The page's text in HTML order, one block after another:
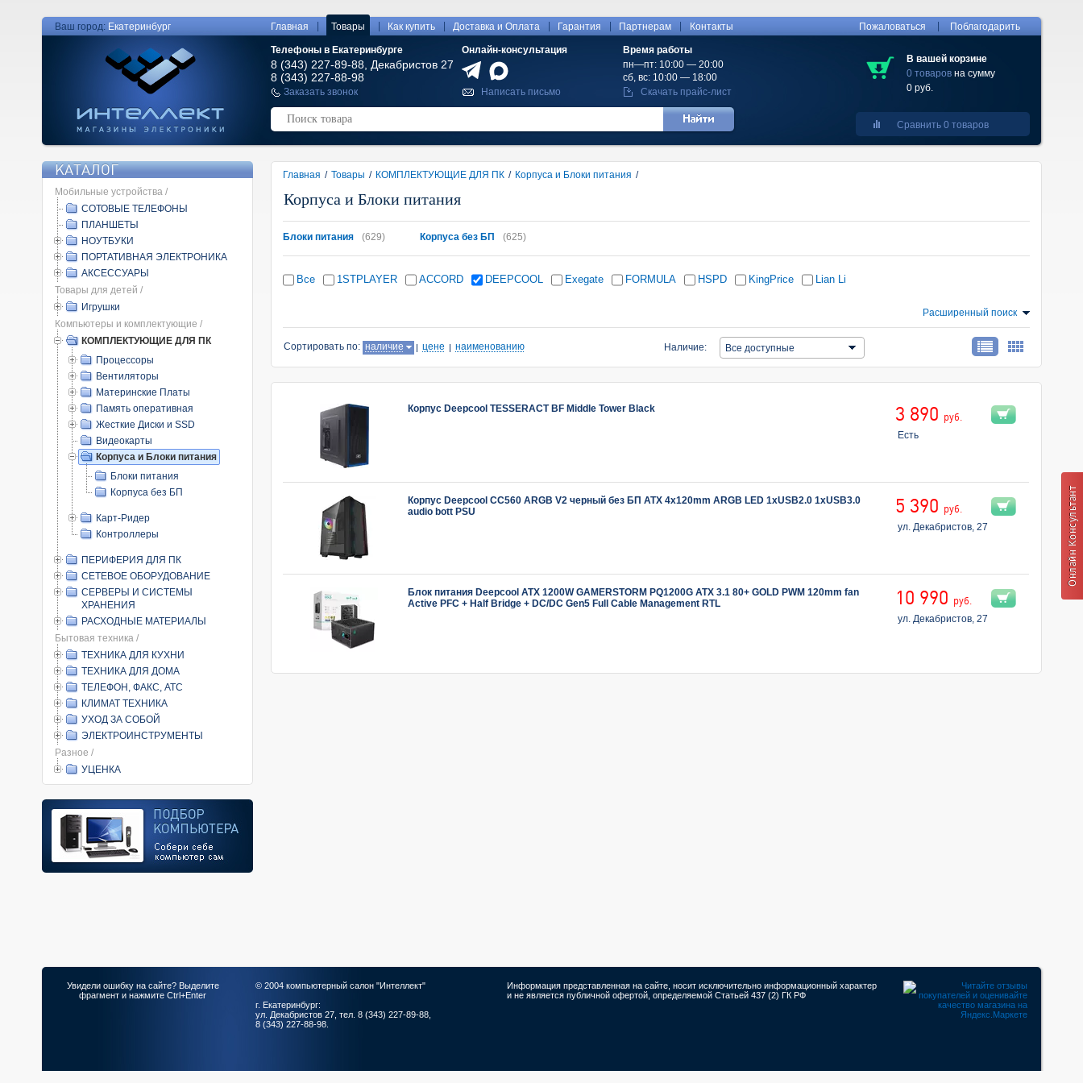
Ваш город: Екатеринбург Главная Товары Как купить Доставка и Оплата Гарантия Партнерам Контакты
Телефоны в Екатеринбурге
8 (343) 227-89-88, Декабристов 27
8 (343) 227-88-98
Онлайн-консультация
Время работы
пн—пт: 10:00 — 20:00
сб, вс: 10:00 — 18:00
Заказать звонок
Написать письмо Скачать прайс-лист
Пожаловаться Поблагодарить
В вашей корзине
0 товаров на сумму
0 руб.
Сравнить 0 товаров
КАТАЛОГ
Мобильные устройства /
СОТОВЫЕ ТЕЛЕФОНЫ
ПЛАНШЕТЫ
НОУТБУКИ
ПОРТАТИВНАЯ ЭЛЕКТРОНИКА
АКСЕССУАРЫ
Товары для детей /
Игрушки
Компьютеры и комплектующие /
КОМПЛЕКТУЮЩИЕ ДЛЯ ПК
Процессоры
Вентиляторы
Материнские Платы
Память оперативная
Жесткие Диски и SSD
Видеокарты
Корпуса и Блоки питания
Блоки питания
Корпуса без БП
Карт-Ридер
Контроллеры
ПЕРИФЕРИЯ ДЛЯ ПК
СЕТЕВОЕ ОБОРУДОВАНИЕ
СЕРВЕРЫ И СИСТЕМЫ
ХРАНЕНИЯ
РАСХОДНЫЕ МАТЕРИАЛЫ
Бытовая техника /
ТЕХНИКА ДЛЯ КУХНИ
ТЕХНИКА ДЛЯ ДОМА
ТЕЛЕФОН, ФАКС, АТС
КЛИМАТ ТЕХНИКА
УХОД ЗА СОБОЙ
ЭЛЕКТРОИНСТРУМЕНТЫ
Разное /
УЦЕНКА
Главная / Товары / КОМПЛЕКТУЮЩИЕ ДЛЯ ПК / Корпуса и Блоки питания /
Корпуса и Блоки питания
Блоки питания (629) Корпуса без БП (625)
Все 1STPLAYER ACCORD DEEPCOOL Exegate FORMULA HSPD KingPrice Lian Li
Расширенный поиск
Сортировать по: наличие цене наименованию Наличие: Все доступные
Корпус Deepcool TESSERACT BF Middle Tower Black 3 890 руб.
Есть
Корпус Deepcool CC560 ARGB V2 черный без БП ATX 4x120mm ARGB LED 1xUSB2.0 1xUSB3.0
audio bott PSU
5 390 руб.
ул. Декабристов, 27
Блок питания Deepcool ATX 1200W GAMERSTORM PQ1200G ATX 3.1 80+ GOLD PWM 120mm fan
Active PFC + Half Bridge + DC/DC Gen5 Full Cable Management RTL
10 990 руб.
ул. Декабристов, 27
Увидели ошибку на сайте? Выделите
фрагмент и нажмите Ctrl+Enter
© 2004 компьютерный салон "Интеллект"
г. Екатеринбург:
ул. Декабристов 27, тел. 8 (343) 227-89-88,
8 (343) 227-88-98.
Информация представленная на сайте, носит исключительно информационный характер
и не является публичной офертой, определяемой Статьей 437 (2) ГК РФ